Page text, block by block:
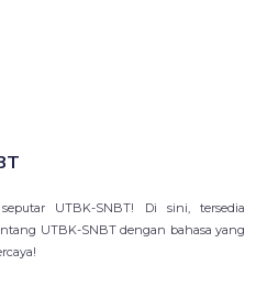
UTBK-SNBT! Di sini, tersedia
UTBK-SNBT dengan bahasa yang